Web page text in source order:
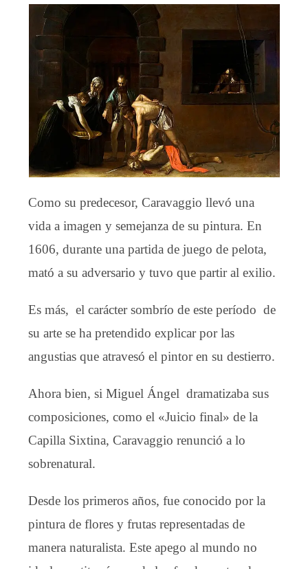
Como su predecesor, Caravaggio llevó una
vida a imagen y semejanza de su pintura. En
1606, durante una partida de juego de pelota,
mató a su adversario y tuvo que partir al exilio.
Es más, el carácter sombrío de este período de
su arte se ha pretendido explicar por las
angustias que atravesó el pintor en su destierro.
Ahora bien, si Miguel Ángel dramatizaba sus
composiciones, como el «Juicio final» de la
Capilla Sixtina, Caravaggio renunció a lo
sobrenatural.
Desde los primeros años, fue conocido por la
pintura de flores y frutas representadas de
manera naturalista. Este apego al mundo no